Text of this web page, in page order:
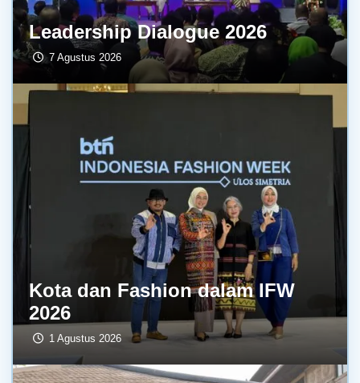
Leadership Dialogue 2026
7 Agustus 2026
Kota dan Fashion dalam IFW
2026
1 Agustus 2026